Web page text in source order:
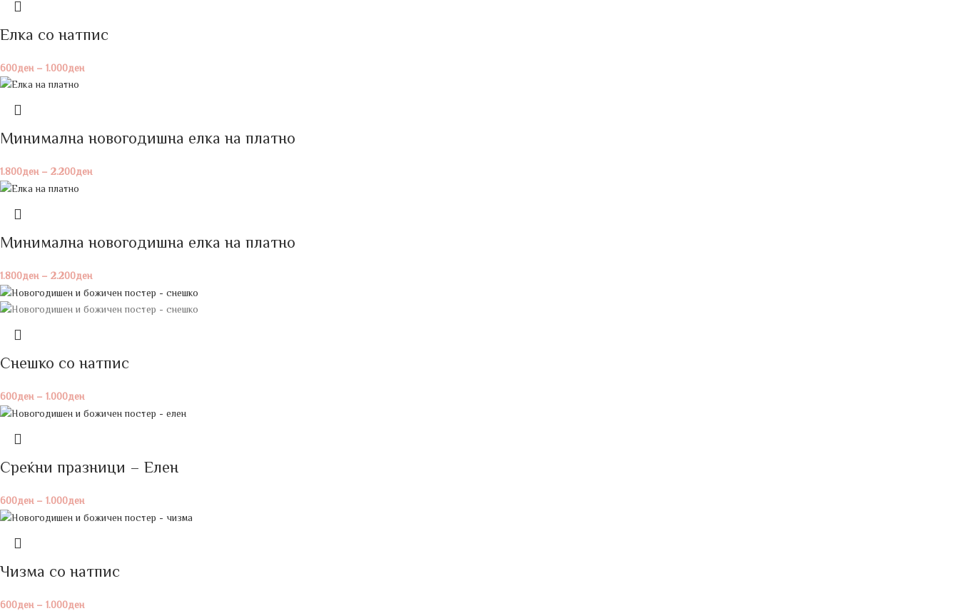
Елка со натпис
600ден – 1.000ден
Минимална новогодишна елка на платно
1.800ден– 2.200ден
Минимална новогодишна елка на платно
1.800ден – 2.200ден
Снешко со натпис
600ден– 1.000ден
Среќни празници – Елен
600ден – 1.000ден
Чизма со натпис
600ден – 1.000ден